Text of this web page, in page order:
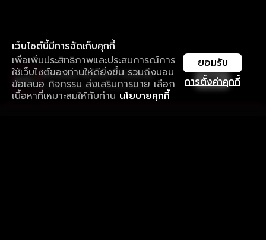
เว็บไซต์นี้มีการจัดเก็บคุกกี้
เพื่อเพิ่มประสิทธิภาพและประสบการณ์การ
ใช้เว็บไซต์ของท่านให้ดียิ่งขึ้น รวมถึงมอบ
ข้อเสนอ กิจกรรม ส่งเสริมการขาย เลือก
เนื้อหาที่เหมาะสมให้กับท่าน นโยบายคุกกี้
การตั้งค่าคุกกี้
ยอมรับ
ใช้งานแอป ลื่นไหลกว่า ไม่มีสะดุด
ดาวน์โหลดแอปเพื่อการรับชมที่ดีกว่า เปิด